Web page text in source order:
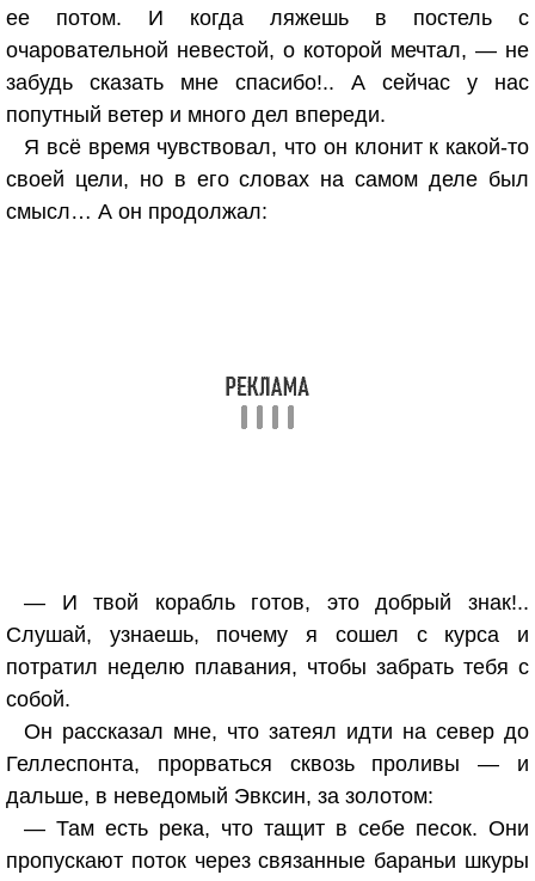
ее потом. И когда ляжешь в постель с
очаровательной невестой, о которой мечтал, — не
забудь сказать мне спасибо!.. А сейчас у нас
попутный ветер и много дел впереди.
Я всё время чувствовал, что он клонит к какой-то
своей цели, но в его словах на самом деле был
смысл… А он продолжал:
— И твой корабль готов, это добрый знак!..
Слушай, узнаешь, почему я сошел с курса и
потратил неделю плавания, чтобы забрать тебя с
собой.
Он рассказал мне, что затеял идти на север до
Геллеспонта, прорваться сквозь проливы — и
дальше, в неведомый Эвксин, за золотом:
— Там есть река, что тащит в себе песок. Они
пропускают поток через связанные бараньи шкуры